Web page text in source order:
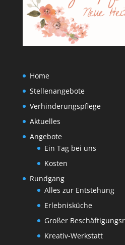
Home
Stellenangebote
Verhinderungspflege
Aktuelles
Angebote
Ein Tag bei uns
Kosten
Rundgang
Alles zur Entstehung
Erlebnisküche
Großer
Kreativ-Werkstatt